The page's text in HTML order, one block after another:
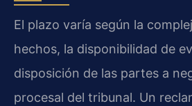
El plazo varía según la
hechos, la disponibilidad de
disposición de las partes a
procesal del tribunal. Un